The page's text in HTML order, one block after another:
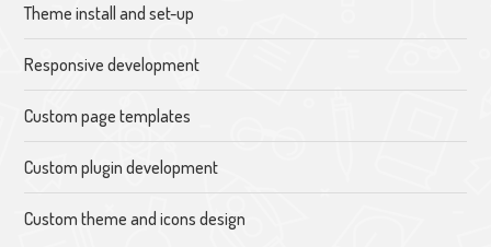
Theme install and set-up
Responsive development
Custom page templates
Custom plugin development
Custom theme and icons design